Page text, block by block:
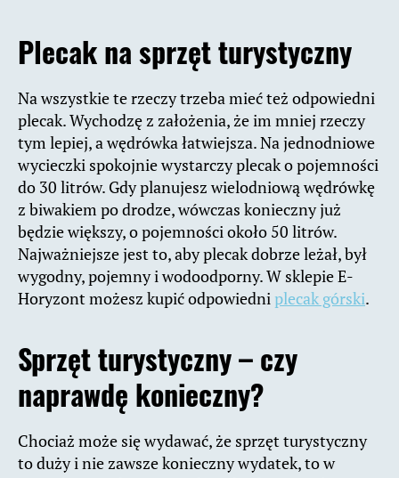
Plecak na sprzęt turystyczny
Na wszystkie te rzeczy trzeba mieć też odpowiedni
plecak. Wychodzę z założenia, że im mniej rzeczy
tym lepiej, a wędrówka łatwiejsza. Na jednodniowe
wycieczki spokojnie wystarczy plecak o pojemności
do 30 litrów. Gdy planujesz wielodniową wędrówkę
z biwakiem po drodze, wówczas konieczny już
będzie większy, o pojemności około 50 litrów.
Najważniejsze jest to, aby plecak dobrze leżał, był
wygodny, pojemny i wodoodporny. W sklepie E-
Horyzont możesz kupić odpowiedniplecak górski.
Sprzęt turystyczny – czy
naprawdę konieczny?
Chociaż może się wydawać, że sprzęt turystyczny
to duży i nie zawsze konieczny wydatek, to w